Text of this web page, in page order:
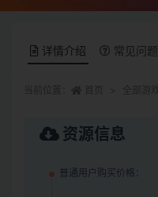
详情介绍 常见问题
资源信息
普通用户购买价格：